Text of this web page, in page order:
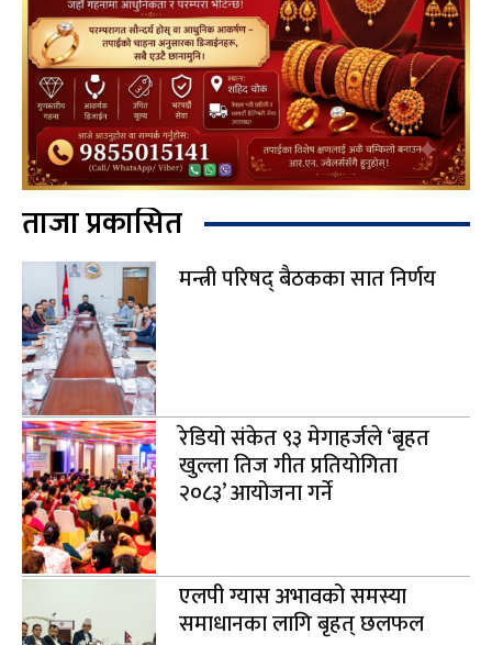
ताजा प्रकासित
मन्त्री परिषद् बैठकका सात निर्णय
रेडियो संकेत ९३ मेगाहर्जले ‘बृहत
खुल्ला तिज गीत प्रतियोगिता
२०८३’ आयोजना गर्ने
एलपी ग्यास अभावको समस्या
समाधानका लागि बृहत् छलफल